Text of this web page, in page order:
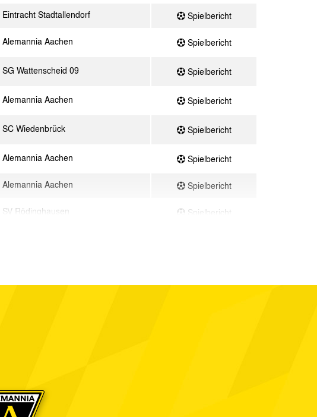
Eintracht Stadtallendorf
Spielbericht
Alemannia Aachen Spielbericht
SG Wattenscheid 09 Spielbericht
Alemannia Aachen Spielbericht
SC Wiedenbrück Spielbericht
Alemannia Aachen
Spielbericht
Alemannia Aachen
Spielbericht
SV Rödinghausen Spielbericht
SV Lippstadt 08